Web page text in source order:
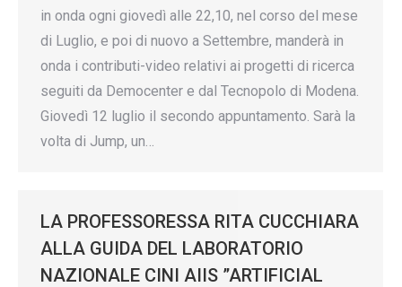
in onda ogni giovedì alle 22,10, nel corso del mese
di Luglio, e poi di nuovo a Settembre, manderà in
onda i contributi-video relativi ai progetti di ricerca
seguiti da Democenter e dal Tecnopolo di Modena.
Giovedì 12 luglio il secondo appuntamento. Sarà la
volta di Jump, un…
LA PROFESSORESSA RITA CUCCHIARA
ALLA GUIDA DEL LABORATORIO
NAZIONALE CINI AIIS ”ARTIFICIAL